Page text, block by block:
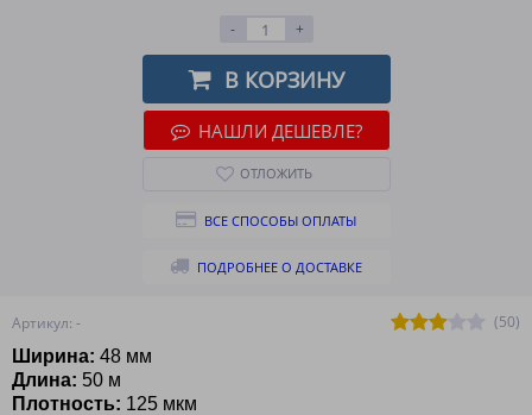
Артикул: -
(50)
Ширина: 48 мм
Длина: 50 м
Плотность: 125 мкм
- +
В КОРЗИНУ
НАШЛИ ДЕШЕВЛЕ?
ОТЛОЖИТЬ
ВСЕ СПОСОБЫ ОПЛАТЫ
ПОДРОБНЕЕ О ДОСТАВКЕ